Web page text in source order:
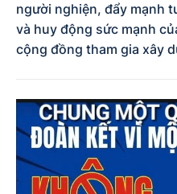
người nghiện, đẩy mạnh
và huy động sức mạnh
cộng đồng tham gia xây